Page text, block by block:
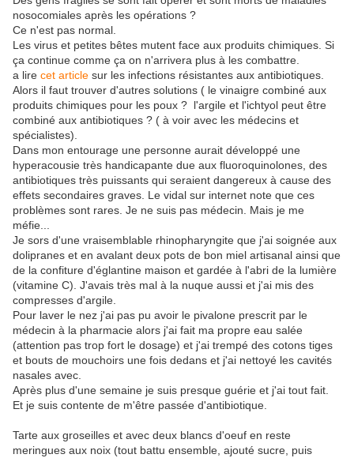
nosocomiales après les opérations ?
Ce n'est pas normal.
Les virus et petites bêtes mutent face aux produits chimiques. Si
ça continue comme ça on n'arrivera plus à les combattre.
a lire cet article sur les infections résistantes aux antibiotiques.
Alors il faut trouver d'autres solutions ( le vinaigre combiné aux
produits chimiques pour les poux ? l'argile et l'ichtyol peut être
combiné aux antibiotiques ? ( à voir avec les médecins et
spécialistes).
Dans mon entourage une personne aurait développé une
hyperacousie très handicapante due aux fluoroquinolones, des
antibiotiques très puissants qui seraient dangereux à cause des
effets secondaires graves. Le vidal sur internet note que ces
problèmes sont rares. Je ne suis pas médecin. Mais je me
méfie...
Je sors d'une vraisemblable rhinopharyngite que j'ai soignée aux
dolipranes et en avalant deux pots de bon miel artisanal ainsi que
de la confiture d'églantine maison et gardée à l'abri de la lumière
(vitamine C). J'avais très mal à la nuque aussi et j'ai mis des
compresses d'argile.
Pour laver le nez j'ai pas pu avoir le pivalone prescrit par le
médecin à la pharmacie alors j'ai fait ma propre eau salée
(attention pas trop fort le dosage) et j'ai trempé des cotons tiges
et bouts de mouchoirs une fois dedans et j'ai nettoyé les cavités
nasales avec.
Après plus d'une semaine je suis presque guérie et j'ai tout fait.
Et je suis contente de m'être passée d'antibiotique.
Tarte aux groseilles et avec deux blancs d'oeuf en reste
meringues aux noix (tout battu ensemble, ajouté sucre, puis